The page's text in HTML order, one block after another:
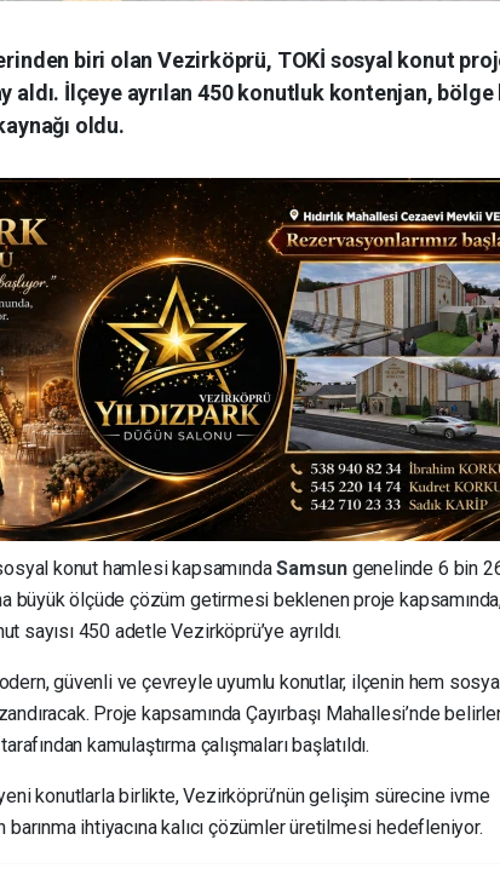
biri olan Vezirköprü, TOKİ sosyal konut
aldı. İlçeye ayrılan 450 konutluk kontenjan, bölge
oldu.
konut hamlesi kapsamındaSamsun genelinde 6 bin
büyük ölçüde çözüm getirmesi beklenen proje
sayısı 450 adetle Vezirköprü’ye ayrıldı.
güvenli ve çevreyle uyumlu konutlar, ilçenin hem
Proje kapsamında Çayırbaşı Mahallesi’nde
kamulaştırma çalışmaları başlatıldı.
konutlarla birlikte, Vezirköprü’nün gelişim sürecine ivme
barınma ihtiyacına kalıcı çözümler üretilmesi hedefleniyor.